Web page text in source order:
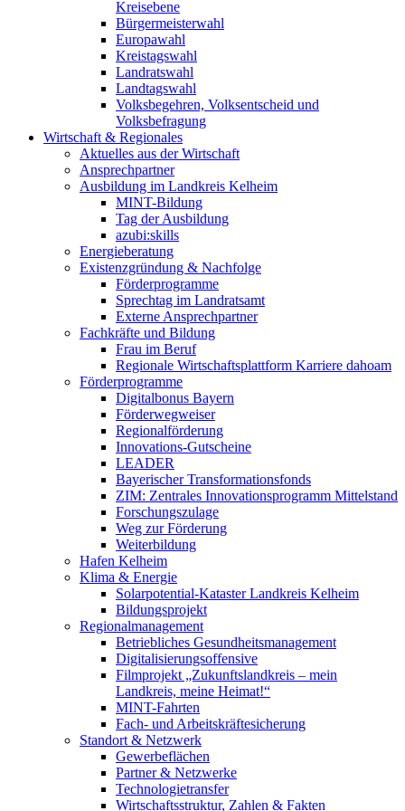
Kreisebene
Bürgermeisterwahl
Europawahl
Kreistagswahl
Landratswahl
Landtagswahl
Volksbegehren, Volksentscheid und
Volksbefragung
Wirtschaft & Regionales
Aktuelles aus der Wirtschaft
Ansprechpartner
Ausbildung im Landkreis Kelheim
MINT-Bildung
Tag der Ausbildung
azubi:skills
Energieberatung
Existenzgründung & Nachfolge
Förderprogramme
Sprechtag im Landratsamt
Externe Ansprechpartner
Fachkräfte und Bildung
Frau im Beruf
Regionale Wirtschaftsplattform Karriere dahoam
Förderprogramme
Digitalbonus Bayern
Förderwegweiser
Regionalförderung
Innovations-Gutscheine
LEADER
Bayerischer Transformationsfonds
ZIM: Zentrales Innovationsprogramm Mittelstand
Forschungszulage
Weg zur Förderung
Weiterbildung
Hafen Kelheim
Klima & Energie
Solarpotential-Kataster Landkreis Kelheim
Bildungsprojekt
Regionalmanagement
Betriebliches Gesundheitsmanagement
Digitalisierungsoffensive
Filmprojekt „Zukunftslandkreis – mein
Landkreis, meine Heimat!“
MINT-Fahrten
Fach- und Arbeitskräftesicherung
Standort & Netzwerk
Gewerbeflächen
Partner & Netzwerke
Technologietransfer
Wirtschaftsstruktur, Zahlen & Fakten